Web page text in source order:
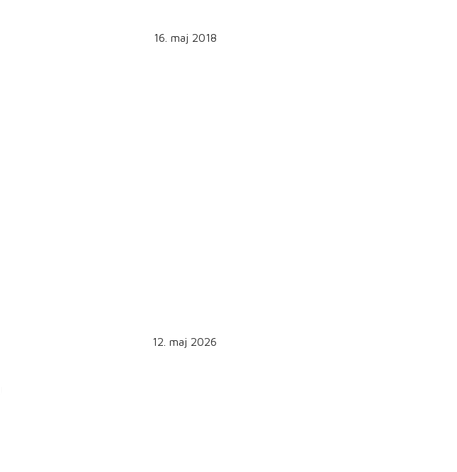
16. maj 2018
12. maj 2026